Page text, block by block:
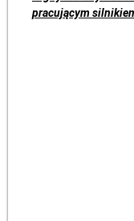
pracującym